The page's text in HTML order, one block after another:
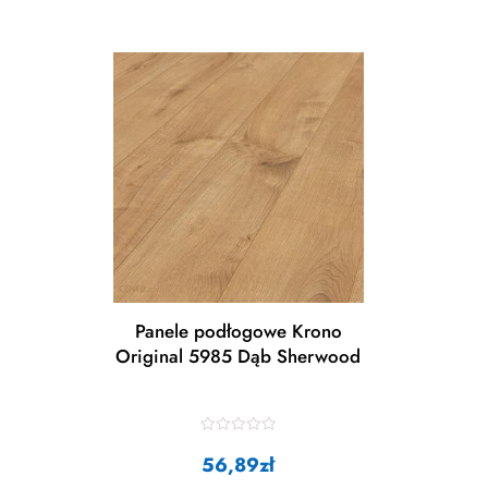
Panele podłogowe Krono
Original 5985 Dąb Sherwood
a
t56,89zł